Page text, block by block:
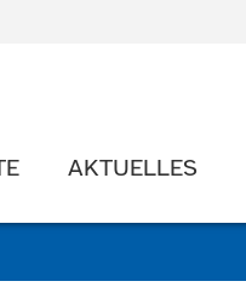
AKTUELLES